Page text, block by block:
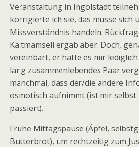
Veranstaltung in Ingolstadt
korrigierte ich sie, das müsse sich
Missverständnis handeln.
Kaltmamsell ergab aber: Doch,
vereinbart, er hatte es mir
lang zusammenlebendes Paar
manchmal, dass der/die andere
osmotisch aufnimmt (ist mir
passiert).
Frühe Mittagspause (Äpfel,
Butterbrot), um rechtzeitig zum